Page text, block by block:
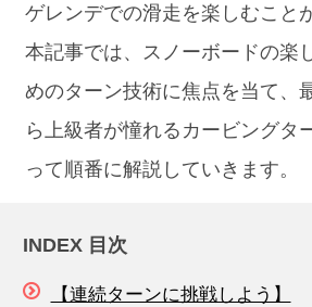
ゲレンデでの滑走を楽しむこと
本記事では、スノーボードの楽
めのターン技術に焦点を当て、
ら上級者が憧れるカービングタ
って順番に解説していきます。
INDEX 目次
【連続ターンに挑戦しよう】